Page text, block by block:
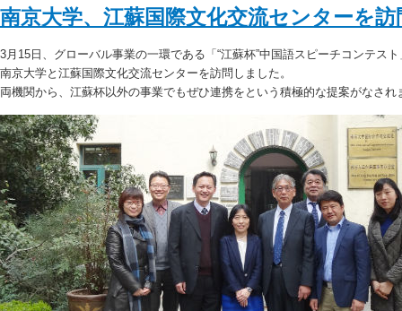
南京大学、江蘇国際文化交流センターを
3月15日、グローバル事業の一環である「“江蘇杯”中国語スピーチコンテス
南京大学と江蘇国際文化交流センターを訪問しました。
両機関から、江蘇杯以外の事業でもぜひ連携をという積極的な提案がなされ